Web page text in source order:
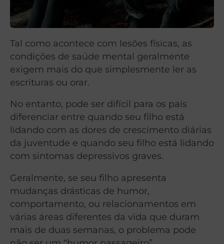
Tal como acontece com lesões físicas, as
condições de saúde mental geralmente
exigem mais do que simplesmente ler as
escrituras ou orar.
No entanto, pode ser difícil para os pais
diferenciar entre quando seu filho está
lidando com as dores de crescimento diárias
da juventude e quando seu filho está lidando
com sintomas depressivos graves.
Geralmente, se seu filho apresenta
mudanças drásticas de humor,
comportamento, ou relacionamentos em
várias áreas diferentes da vida que duram
mais de duas semanas, o problema pode